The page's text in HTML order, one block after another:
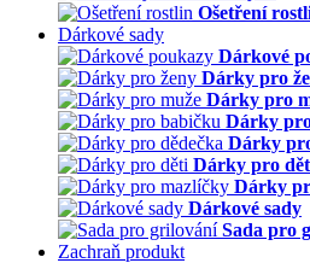
Ošetření
Dárkové sady
Dárkové
Dárky pro
Dárky pro
Dárky
Dárky
Dárky pro
Dárky
Dárkové sady
Sada pro
Zachraň produkt